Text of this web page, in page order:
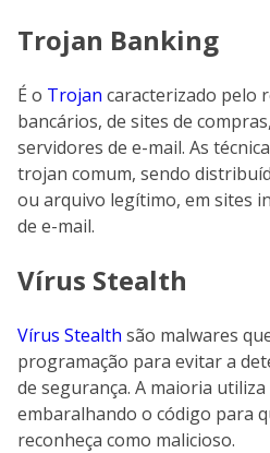
Trojan Banking
É o Trojan caracterizado pelo
bancários, de sites de
servidores de e-mail. As
trojan comum, sendo
ou arquivo legítimo, em sites
de e-mail.
Vírus Stealth
Vírus Stealth são malwares
programação para evitar a
de segurança. A maioria
embaralhando o código para
reconheça como malicioso.